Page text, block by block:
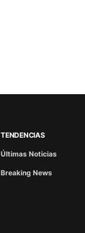
TENDENCIAS
Últimas Noticias
Breaking News